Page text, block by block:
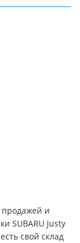
продажей и
SUBARU Justy
свой склад